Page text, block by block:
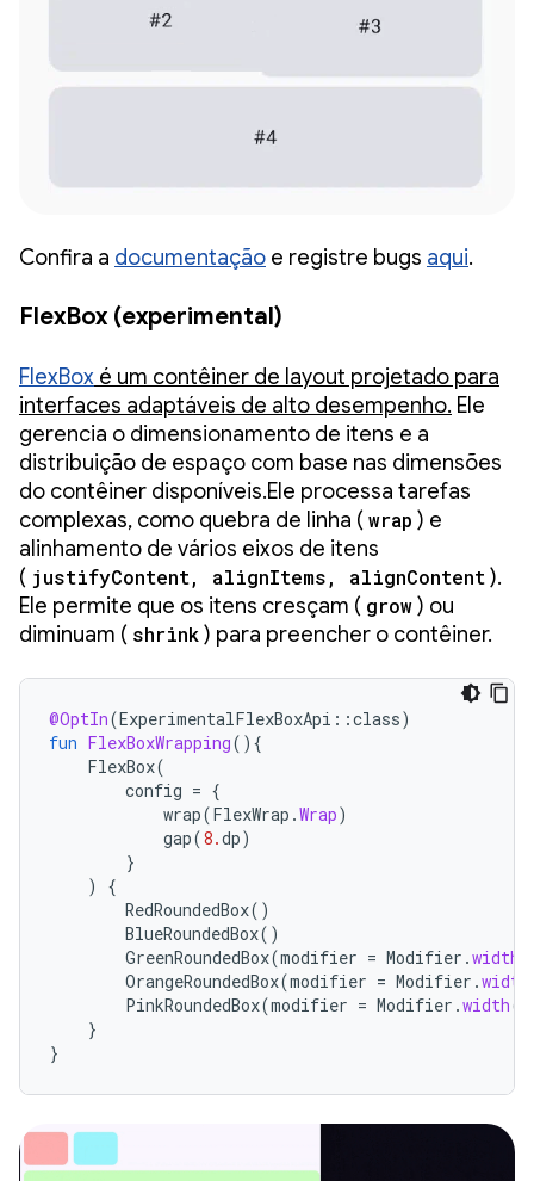
Confira a documentação e registre bugs aqui.
FlexBox (experimental)
FlexBox é um contêiner de layout projetado para
interfaces adaptáveis de alto desempenho. Ele
gerencia o dimensionamento de itens e a
distribuição de espaço com base nas dimensões
do contêiner disponíveis.Ele processa tarefas
complexas, como quebra de linha ( wrap ) e
alinhamento de vários eixos de itens
( justifyContent, alignItems, alignContent).
Ele permite que os itens cresçam ( grow) ou
diminuam ( shrink) para preencher o contêiner.
@OptIn(ExperimentalFlexBoxApi ::class)
fun FlexBoxWrapping(){
FlexBox(
config = {
wrap(FlexWrap .Wrap)
gap(8.dp)
}
)
{
RedRoundedBox()
BlueRoundedBox()
GreenRoundedBox(modifier = Modifier .width
OrangeRoundedBox(modifier = Modifier .width
PinkRoundedBox(modifier = Modifier .width(
}
}